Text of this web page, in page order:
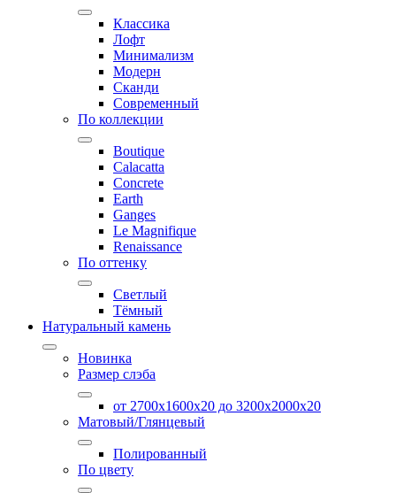
Классика
Лофт
Минимализм
Модерн
Сканди
Современный
По коллекции
Boutique
Calacatta
Concrete
Earth
Ganges
Le Magnifique
Renaissance
По оттенку
Светлый
Тёмный
Натуральный камень
Новинка
Размер слэба
от 2700х1600х20 до 3200x2000х20
Матовый/Глянцевый
Полированный
По цвету